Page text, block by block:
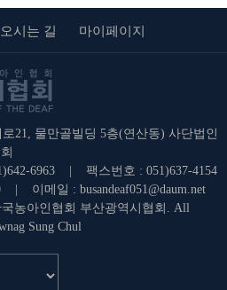
오시는 길 마이페이지
21, 물만골빌딩 5층(연산동) 사단법인
6963 | 팩스번호 : 051)637-4154
| 이메일 : busandeaf051@daum.net
농아인협회 부산광역시협회. All
Sung Chul